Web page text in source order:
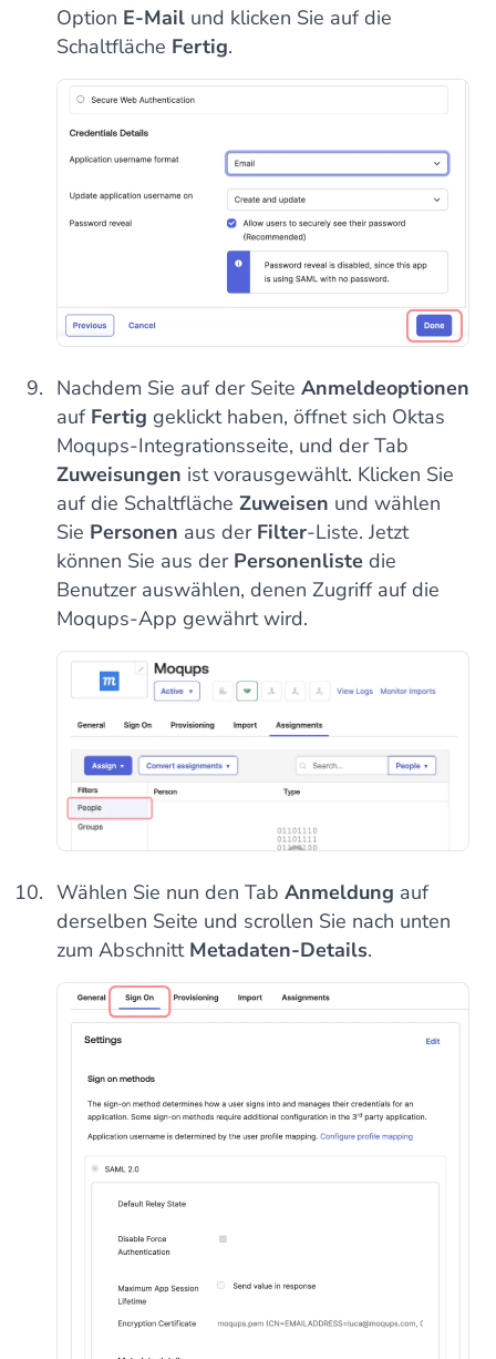
Option E-Mail und klicken Sie auf die
Schaltfläche Fertig.
Nachdem Sie auf der Seite Anmeldeoptionen
auf Fertig geklickt haben, öffnet sich Oktas
Moqups-Integrationsseite, und der Tab
Zuweisungen ist vorausgewählt. Klicken Sie
auf die Schaltfläche Zuweisen und wählen
Sie Personen aus der Filter-Liste. Jetzt
können Sie aus der Personenliste die
Benutzer auswählen, denen Zugriff auf die
Moqups-App gewährt wird.
Wählen Sie nun den Tab Anmeldung auf
derselben Seite und scrollen Sie nach unten
zum Abschnitt Metadaten-Details.